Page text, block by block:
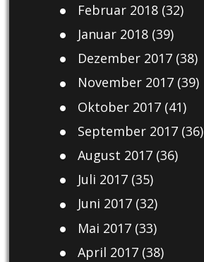
Februar 2018(32)
Januar 2018(39)
Dezember 2017(38)
November 2017(39)
Oktober 2017(41)
September 2017(36)
August 2017(36)
Juli 2017(35)
Juni 2017(32)
Mai 2017(33)
April 2017(38)